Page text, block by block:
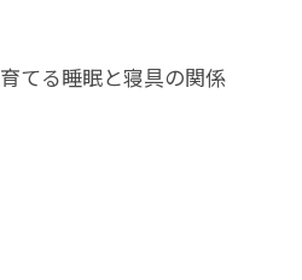
てる睡眠と寝具の関係